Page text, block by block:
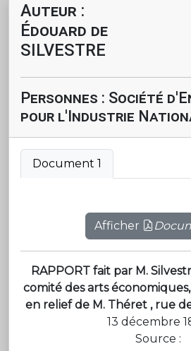
Auteur :
Édouard de
SILVESTRE
Personnes : Société
pour l'Industrie
Document 1
Afficher
RAPPORT fait par M.
comité des arts
en relief de M. Théret , rue
13 décembre
Source :